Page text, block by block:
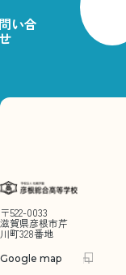
い合
〒522-0033
滋賀県彦根市芹
川町328番地
Google map